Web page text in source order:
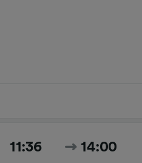
11:36 14:00